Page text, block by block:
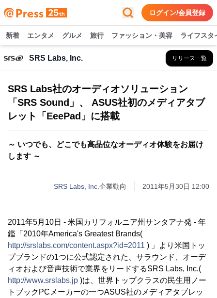
ログイン/会員登録
新着 エンタメ グルメ 旅行 ファッション・美容 ライフスタ
SRS Labs, Inc. リリース一覧
SRS Labs社のオーディオソリューション
「SRS Sound」、 ASUS社初のメディアタブ
レット「EeePad」に搭載
～ いつでも、どこでも高品位なオーディオ体験をお届け
します ～
SRS Labs, Inc. 企業動向 2011年5月30日 12:00
2011年5月10日 - 米国カリフォルニア州サンタアナ発 - 年
鑑「2010年America's Greatest Brands(
http://srslabs.com/content.aspx?id=2011 ) 」より米国トッ
プブランドの1つに公式認定された、サラウンド、オーデ
ィオおよび音声技術で業界をリードするSRS Labs, Inc.(
http://www.srslabs.jp )は、世界トップクラスの民生用ノー
トブックPCメーカーの一つASUS社のメディアタブレッ